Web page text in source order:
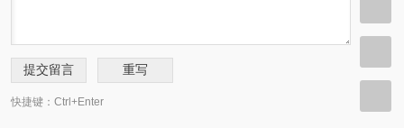
快捷键：Ctrl+Enter